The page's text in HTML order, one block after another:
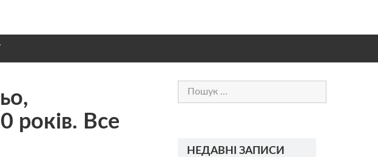
років. Все
Пошук:
НЕДАВНІ ЗАПИСИ